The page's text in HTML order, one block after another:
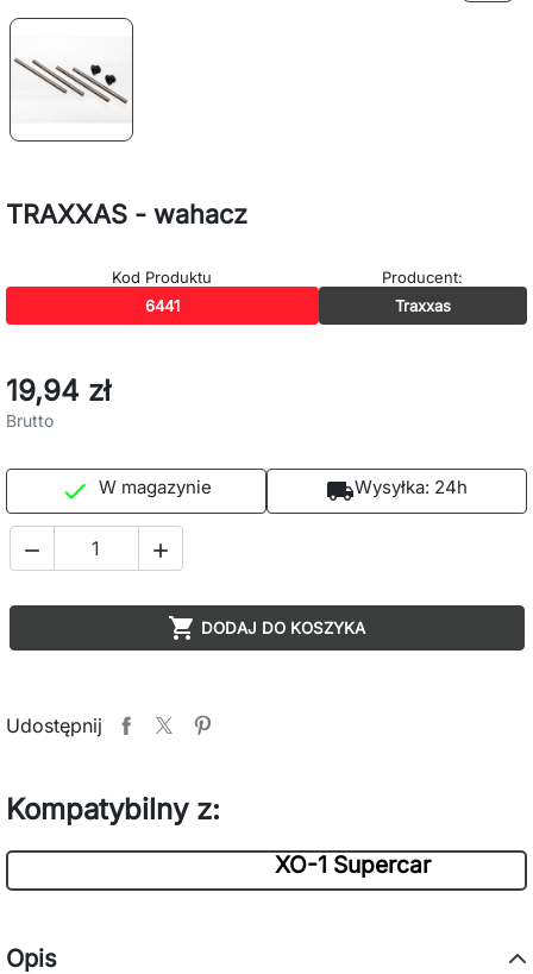
TRAXXAS - wahacz
Kod Produktu
6441
Producent:
Traxxas
19,94 zł
Brutto
 W magazynie local_shippingWysyłka: 24h
 
 DODAJ DO KOSZYKA
Udostępnij
Kompatybilny z:
XO-1 Supercar
Opis